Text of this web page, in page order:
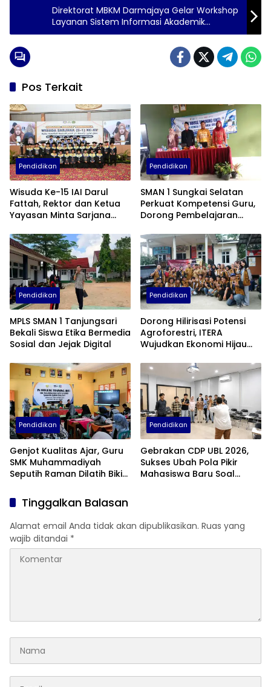
Direktorat MBKM Darmajaya Gelar Workshop
Layanan Sistem Informasi Akademik
Terintegrasi MBKM PKKM 2022
Pos Terkait
Pendidikan
Wisuda Ke-15 IAI Darul
Fattah, Rektor dan Ketua
Yayasan Minta Sarjana
Masyarakat
Pendidikan
SMAN 1 Sungkai Selatan
Perkuat Kompetensi Guru,
Dorong Pembelajaran
Digital
Pendidikan
MPLS SMAN 1 Tanjungsari
Bekali Siswa Etika Bermedia
Sosial dan Jejak Digital
Pendidikan
Dorong Hilirisasi Potensi
Agroforestri, ITERA
Wujudkan Ekonomi Hijau
di Lampung Selatan
Pendidikan
Genjot Kualitas Ajar, Guru
SMK Muhammadiyah
Seputih Raman Dilatih Bikin
Pendidikan
Gebrakan CDP UBL 2026,
Sukses Ubah Pola Pikir
Mahasiswa Baru Soal
Tinggalkan Balasan
Alamat email Anda tidak akan dipublikasikan. Ruas yang
wajib ditandai *